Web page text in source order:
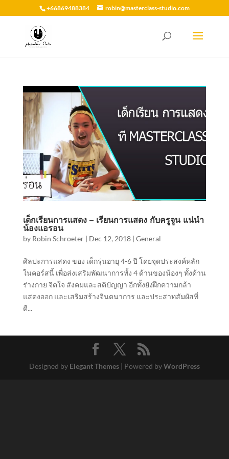
+66869488384 robin@masterclass-studio.com
เด็กเรียนการแสดง – เรียนการแสดง กับครูจูน แน่นำ
น้องแอรอน
by Robin Schroeter| Dec 12, 2018| General
ศิลปะการแสดง ของ เด็กรุ่นอายุ 4-6 ปี โดยจุดประสงค์หลัก
ในคอร์สนี้ เพื่อส่งเสริมพัฒนาการทั้ง 4 ด้านของน้องๆ ทั้งด้าน
ร่างกาย จิตใจ สังคมและสติปัญญา อีกทั้งยังฝึกความกล้า
แสดงออก และเสริมสร้างจินตนาการ และประสาทสัมผัสที่
ดี...
Designed by Elegant Themes| Powered byWordPress